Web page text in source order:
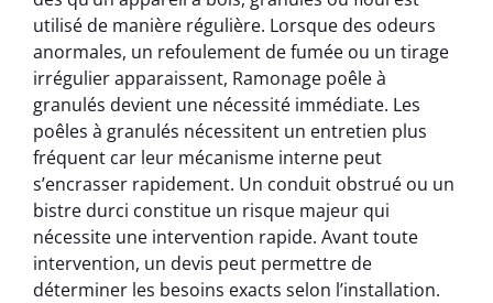
utilisé de manière régulière. Lorsque des odeurs
anormales, un refoulement de fumée ou un tirage
irrégulier apparaissent, Ramonage poêle à
granulés devient une nécessité immédiate. Les
poêles à granulés nécessitent un entretien plus
fréquent car leur mécanisme interne peut
s’encrasser rapidement. Un conduit obstrué ou un
bistre durci constitue un risque majeur qui
nécessite une intervention rapide. Avant toute
intervention, un devis peut permettre de
déterminer les besoins exacts selon l’installation.